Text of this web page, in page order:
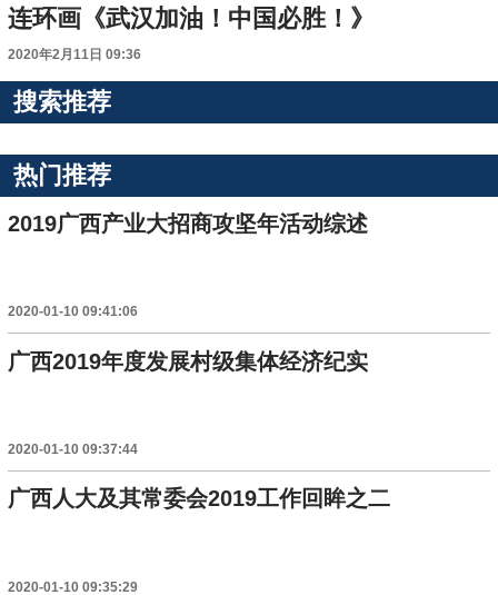
连环画《武汉加油！中国必胜！》
2020年2月11日 09:36
搜索推荐
热门推荐
2019广西产业大招商攻坚年活动综述
2020-01-10 09:41:06
广西2019年度发展村级集体经济纪实
2020-01-10 09:37:44
广西人大及其常委会2019工作回眸之二
2020-01-10 09:35:29